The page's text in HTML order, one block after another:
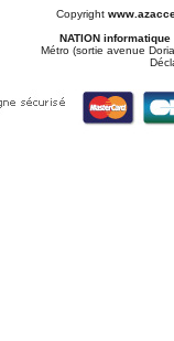
Copyright
NATION informatique
Métro (sortie avenue